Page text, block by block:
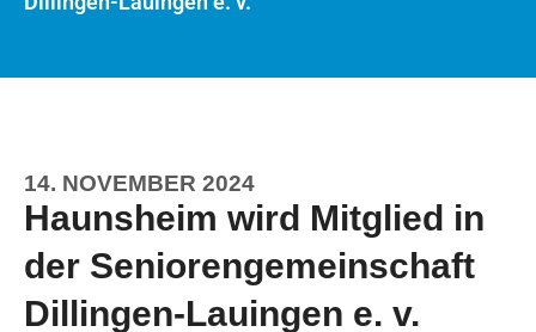
14. NOVEMBER 2024
Haunsheim wird Mitglied in
der Seniorengemeinschaft
Dillingen-Lauingen e. v.